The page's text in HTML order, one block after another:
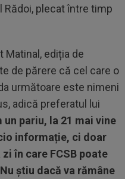
plecat între timp
Matinal, ediția de
de părere că cel care o
următoare este nimeni
adică preferatul lui
un pariu, la 21 mai vine
informație, ci doar
în care FCSB poate
știu dacă va rămâne